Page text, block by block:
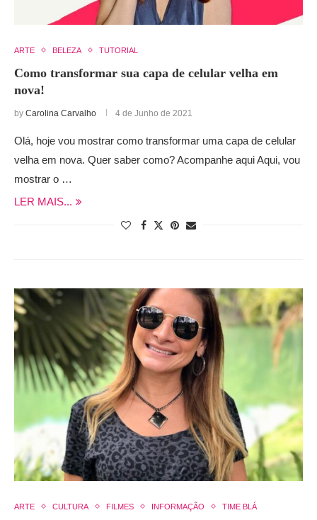
ARTE BELEZA TUTORIAL
Como transformar sua capa de celular velha em
nova!
by Carolina Carvalho 4 de Junho de 2021
Olá, hoje vou mostrar como transformar uma capa de celular
velha em nova. Quer saber como? Acompanhe aqui Aqui, vou
mostrar o …
LER MAIS...
ARTE CULTURA FILMES INFORMAÇÃO TIME BLÁ